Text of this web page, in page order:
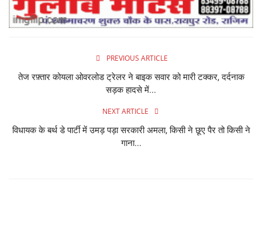
PREVIOUS ARTICLE
तेज रफ़्तार कोयला ओवरलोड ट्रेलर ने बाइक सवार को मारी टक्कर, दर्दनाक
सड़क हादसे में...
NEXT ARTICLE
विधायक के बर्थ डे पार्टी में उमड़ पड़ा सरकारी अमला, किसी ने छूए पैर तो किसी ने
गाना...